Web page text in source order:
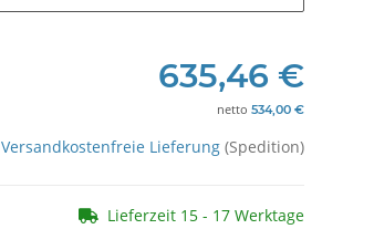
635,46 €
netto 534,00 €
Versandkostenfreie Lieferung (Spedition)
Lieferzeit 15 - 17 Werktage